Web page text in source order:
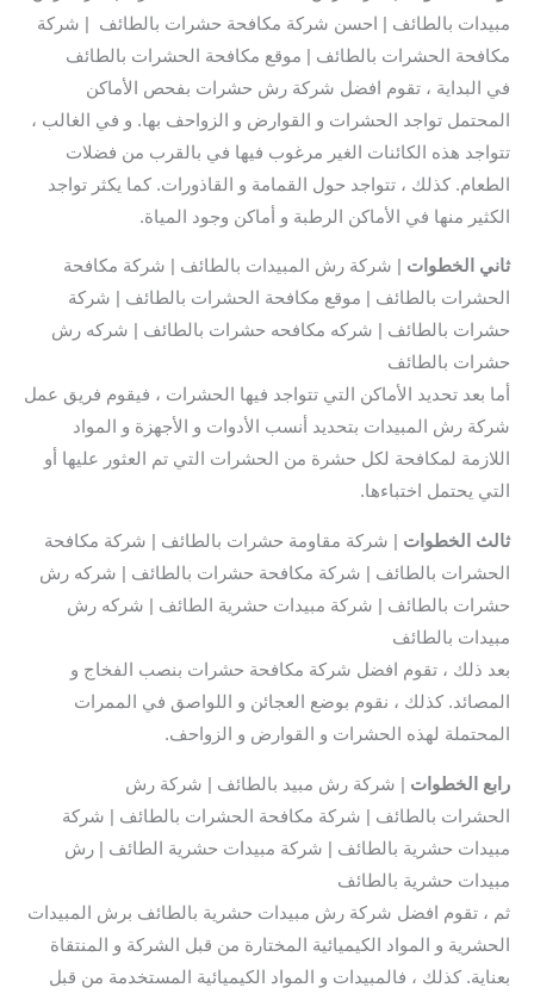
مبيدات بالطائف | احسن شركة مكافحة حشرات بالطائف | شركة
مكافحة الحشرات بالطائف | موقع مكافحة الحشرات بالطائف
في البداية ، تقوم افضل شركة رش حشرات بفحص الأماكن
المحتمل تواجد الحشرات و القوارض و الزواحف بها. و في الغالب ،
تتواجد هذه الكائنات الغير مرغوب فيها في بالقرب من فضلات
الطعام. كذلك ، تتواجد حول القمامة و القاذورات. كما يكثر تواجد
الكثير منها في الأماكن الرطبة و أماكن وجود المياة.
ثاني الخطوات | شركة رش المبيدات بالطائف | شركة مكافحة
الحشرات بالطائف | موقع مكافحة الحشرات بالطائف | شركة
حشرات بالطائف | شركه مكافحه حشرات بالطائف | شركه رش
حشرات بالطائف
أما بعد تحديد الأماكن التي تتواجد فيها الحشرات ، فيقوم فريق عمل
شركة رش المبيدات بتحديد أنسب الأدوات و الأجهزة و المواد
اللازمة لمكافحة لكل حشرة من الحشرات التي تم العثور عليها أو
التي يحتمل اختباءها.
ثالث الخطوات | شركة مقاومة حشرات بالطائف | شركة مكافحة
الحشرات بالطائف | شركة مكافحة حشرات بالطائف | شركه رش
حشرات بالطائف | شركة مبيدات حشرية الطائف | شركه رش
مبيدات بالطائف
بعد ذلك ، تقوم افضل شركة مكافحة حشرات بنصب الفخاج و
المصائد. كذلك ، نقوم بوضع العجائن و اللواصق في الممرات
المحتملة لهذه الحشرات و القوارض و الزواحف.
رابع الخطوات
| شركة رش مبيد بالطائف | شركة رش
الحشرات بالطائف | شركة مكافحة الحشرات بالطائف | شركة
مبيدات حشرية بالطائف | شركة مبيدات حشرية الطائف | رش
مبيدات حشرية بالطائف
ثم ، تقوم افضل شركة رش مبيدات حشرية بالطائف برش المبيدات
الحشرية و المواد الكيميائية المختارة من قبل الشركة و المنتقاة
بعناية. كذلك ، فالمبيدات و المواد الكيميائية المستخدمة من قبل